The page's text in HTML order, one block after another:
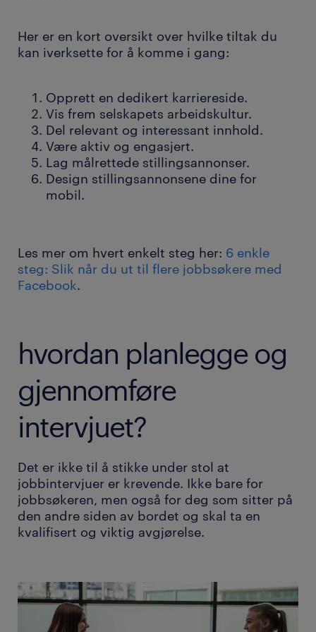
Her er en kort oversikt over hvilke tiltak du
kan iverksette for å komme i gang:
Opprett en dedikert karriereside.
Vis frem selskapets arbeidskultur.
Del relevant og interessant innhold.
Være aktiv og engasjert.
Lag målrettede stillingsannonser.
Design stillingsannonsene dine for
mobil.
Les mer om hvert enkelt steg her: 6 enkle
steg: Slik når du ut til flere jobbsøkere med
Facebook.
hvordan planlegge og
gjennomføre
intervjuet?
Det er ikke til å stikke under stol at
jobbintervjuer er krevende. Ikke bare for
jobbsøkeren, men også for deg som sitter på
den andre siden av bordet og skal ta en
kvalifisert og viktig avgjørelse.